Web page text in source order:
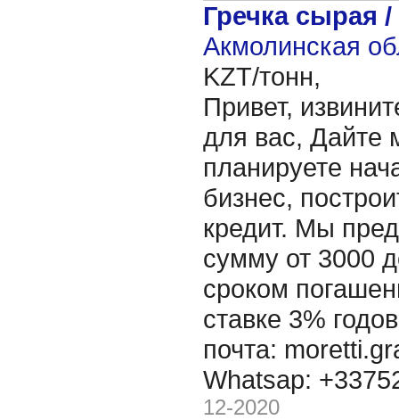
Гречка сырая /
Акмолинская
KZT/тонн,
Привет,
для вас, Дайте
планируете
бизнес,
кредит. Мы
сумму от 3000
сроком
ставке 3%
почта:
Whatsap:
12-2020